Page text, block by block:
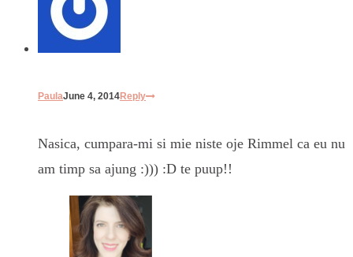
PaulaJune 4, 2014Reply
Nasica, cumpara-mi si mie niste oje Rimmel ca eu nu
am timp sa ajung :))) :D te puup!!